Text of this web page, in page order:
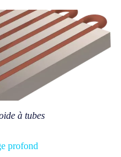
à tubes
profond